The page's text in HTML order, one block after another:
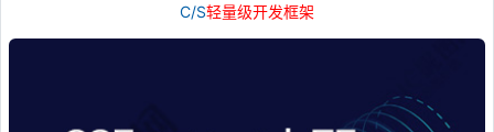
C/S轻量级开发框架